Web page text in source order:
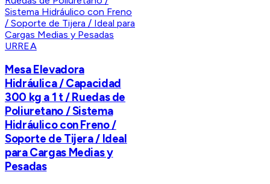
URREA
Mesa Elevadora
Hidráulica / Capacidad
300 kg a 1 t / Ruedas de
Poliuretano / Sistema
Hidráulico con Freno /
Soporte de Tijera / Ideal
para Cargas Medias y
Pesadas